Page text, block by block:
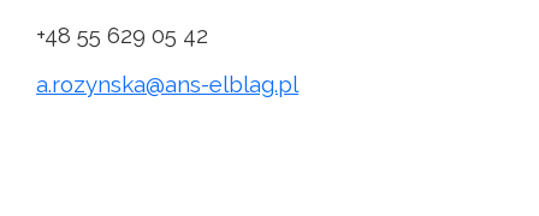
+48 55 629 05 42
a.rozynska@ans-elblag.pl